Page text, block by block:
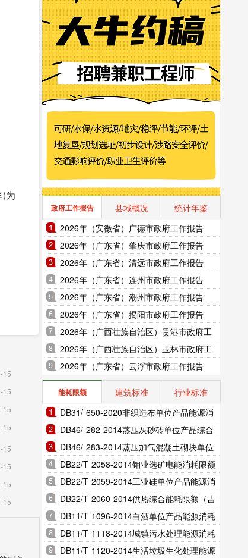
为
15
15
15
15
15
15
15
15
政府工作报告 县域概况
统计年鉴
2026年（安徽省）广德市政府工作报告
2026年（广东省）肇庆市政府工作报告
2026年（广东省）清远市政府工作报告
2026年（广东省）连州市政府工作报告
2026年（广东省）潮州市政府工作报告
2026年（广东省）揭阳市政府工作报告
2026年（广西壮族自治区）贵港市政府工
作报告
2026年（广西壮族自治区）玉林市政府工
作报告
2026年（广东省）云浮市政府工作报告
能耗限额 建筑标准
行业标准
DB31/ 650-2020非织造布单位产品能源消
耗限额（上海市地方标准）
DB46/ 282-2014蒸压灰砂砖单位产品综合
能耗和电耗限额（海南省地方标准）
DB46/ 283-2014蒸压加气混凝土砌块单位
产品综合能耗和电耗限额（海南省地方标
准）
DB22/T 2058-2014钼业选矿电能消耗限额
（吉林省地方标准）
DB22/T 2059-2014工业硅单位产品能源消
耗限额（吉林省地方标准）
DB22/T 2060-2014供热综合能耗限额（吉
林省地方标准）
DB11/T 1096-2014白酒单位产品能源消耗
限额（北京市地方标准）
DB11/T 1118-2014城镇污水处理能源消耗
限额（北京市地方标准）
DB11/T 1120-2014生活垃圾生化处理能源